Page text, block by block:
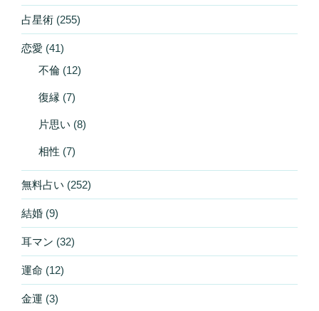
占星術 (255)
恋愛 (41)
不倫 (12)
復縁 (7)
片思い (8)
相性 (7)
無料占い (252)
結婚 (9)
耳マン (32)
運命 (12)
金運 (3)